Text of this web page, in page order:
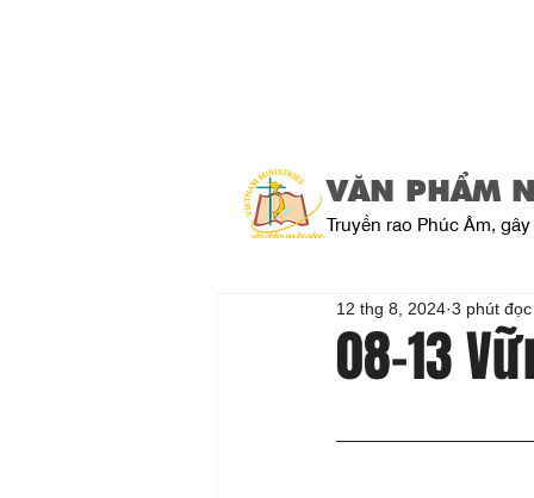
VĂN PHẨM
Truyền rao Phúc Âm,
08-13
12 thg 8, 2024 3 phút đọc